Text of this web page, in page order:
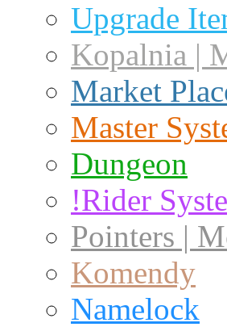
Upgrade
Kopalnia |
Market
Master
Dungeon
!Rider
Pointers |
Komendy
Namelock